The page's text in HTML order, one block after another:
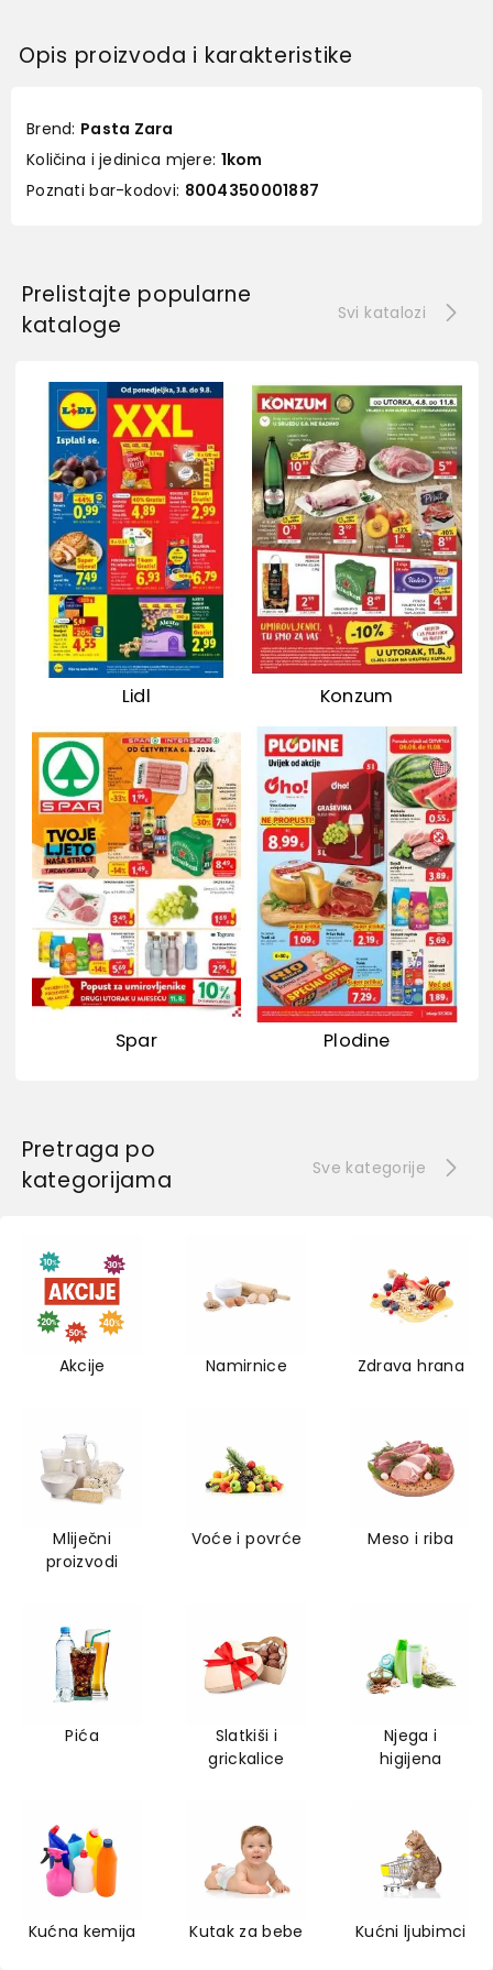
Opis proizvoda i karakteristike
Brend: Pasta Zara
Količina i jedinica mjere: 1kom
Poznati bar-kodovi: 8004350001887
Prelistajte popularne
kataloge
Svi katalozi
Lidl Konzum
Spar Plodine
Pretraga po
kategorijama
Sve kategorije
Akcije Namirnice Zdrava hrana
Mliječni
proizvodi
Voće i povrće Meso i riba
Pića
Slatkiši i
grickalice
Njega i
higijena
Kućna kemija Kutak za bebe Kućni ljubimci